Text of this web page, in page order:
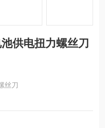
供电扭力螺丝刀
丝刀
。